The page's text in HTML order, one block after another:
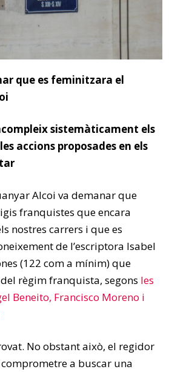
que es feminitzara el
sistemàticament els
accions proposades en els
Alcoi va demanar que
franquistes que encara
nostres carrers i que es
de l’escriptora Isabel
(122 com a mínim) que
règim franquista, segons les
Beneito, Francisco Moreno i
No obstant això, el regidor
a buscar una